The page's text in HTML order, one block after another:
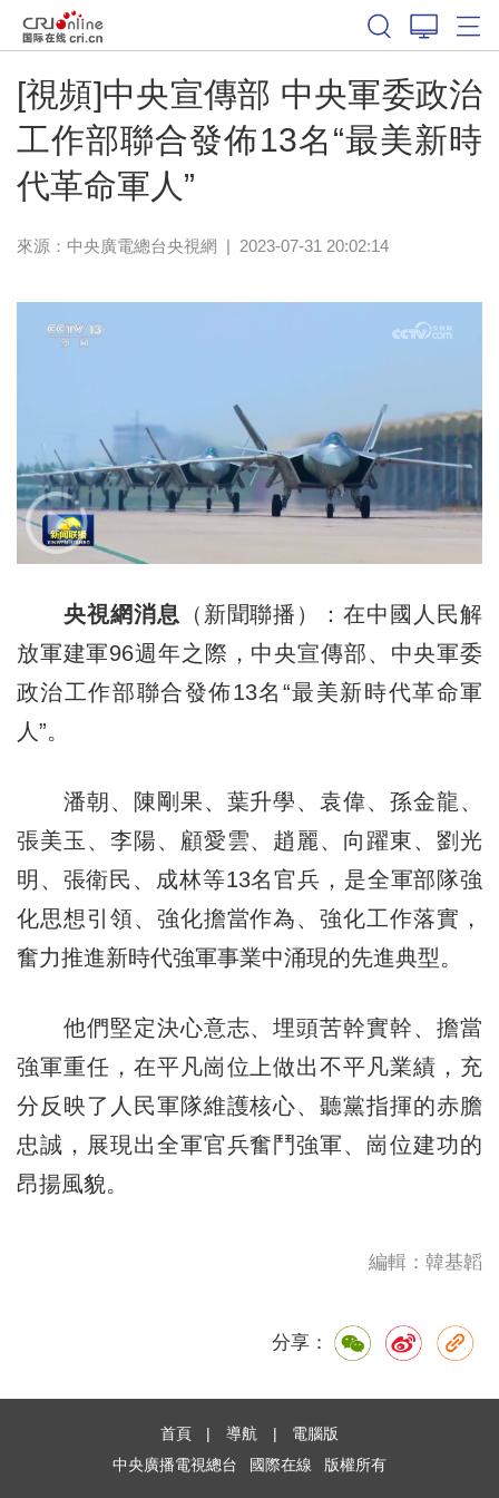
[視頻]中央宣傳部 中央軍委政治
工作部聯合發佈13名“最美新時
代革命軍人”
來源： 中央廣電總台央視網 | 2023-07-31 20:02:14
央視網消息 （新聞聯播）：在中國人民解
放軍建軍96週年之際，中央宣傳部、中央軍委
政治工作部聯合發佈13名“最美新時代革命軍
人”。
潘朝、陳剛果、葉升學、袁偉、孫金龍、
張美玉、李陽、顧愛雲、趙麗、向躍東、劉光
明、張衛民、成林等13名官兵，是全軍部隊強
化思想引領、強化擔當作為、強化工作落實，
奮力推進新時代強軍事業中涌現的先進典型。
他們堅定決心意志、埋頭苦幹實幹、擔當
強軍重任，在平凡崗位上做出不平凡業績，充
分反映了人民軍隊維護核心、聽黨指揮的赤膽
忠誠，展現出全軍官兵奮鬥強軍、崗位建功的
昂揚風貌。
編輯：韓基韜
分享：
首頁 | 導航 |
電腦版
中央廣播電視總台
國際在線 版權所有